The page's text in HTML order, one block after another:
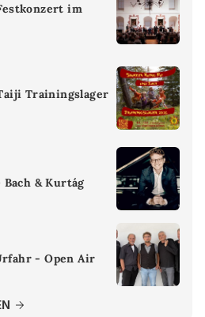
im
Trainingslager
& Kurtág
- Open Air